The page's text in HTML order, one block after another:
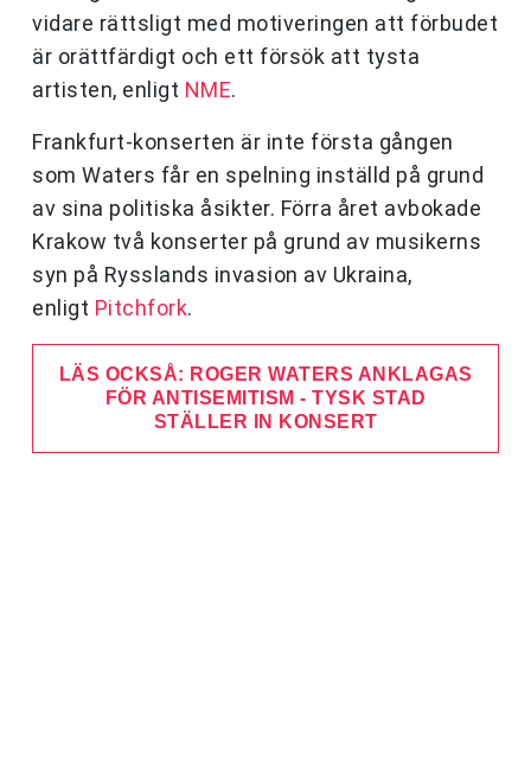
vidare rättsligt med motiveringen att förbudet
är orättfärdigt och ett försök att tysta
artisten, enligt NME.
Frankfurt-konserten är inte första gången
som Waters får en spelning inställd på grund
av sina politiska åsikter. Förra året avbokade
Krakow två konserter på grund av musikerns
syn på Rysslands invasion av Ukraina,
enligt Pitchfork.
LÄS OCKSÅ: ROGER WATERS ANKLAGAS
FÖR ANTISEMITISM - TYSK STAD
STÄLLER IN KONSERT